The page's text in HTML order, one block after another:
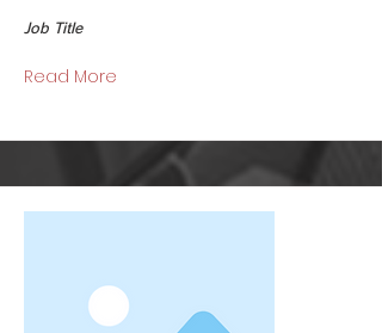
Job Title
Read More